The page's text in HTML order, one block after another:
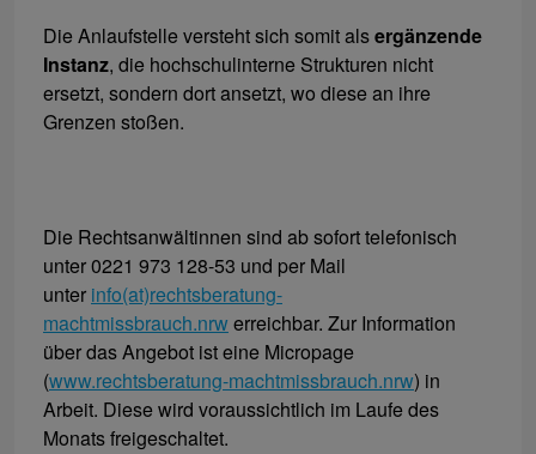
Die Anlaufstelle versteht sich somit alsergänzende
Instanz, die hochschulinterne Strukturen nicht
ersetzt, sondern dort ansetzt, wo diese an ihre
Grenzen stoßen.
Die Rechtsanwältinnen sind ab sofort telefonisch
unter 0221 973 128-53 und per Mail
unter info(at)rechtsberatung-
machtmissbrauch.nrw erreichbar. Zur Information
über das Angebot ist eine Micropage
(www.rechtsberatung-machtmissbrauch.nrw) in
Arbeit. Diese wird voraussichtlich im Laufe des
Monats freigeschaltet.